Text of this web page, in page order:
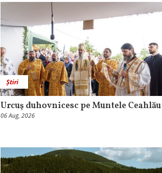
Știri
Urcuş duhovnicesc pe Muntele Ceahlău
06 Aug, 2026